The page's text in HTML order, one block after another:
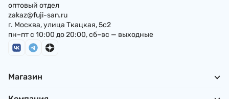
оптовый отдел
zakaz@fuji-san.ru
г. Москва, улица Ткацкая, 5с2
пн–пт с 10:00 до 20:00, сб–вс — выходные
Магазин